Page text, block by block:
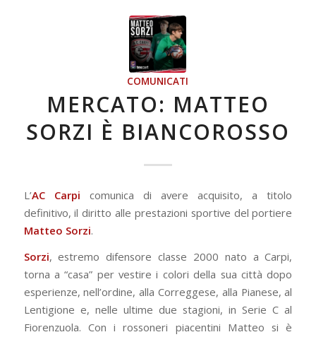
COMUNICATI
MERCATO: MATTEO
SORZI È BIANCOROSSO
L’AC Carpi comunica di avere acquisito, a titolo
definitivo, il diritto alle prestazioni sportive del portiere
Matteo Sorzi.
Sorzi, estremo difensore classe 2000 nato a Carpi,
torna a “casa” per vestire i colori della sua città dopo
esperienze, nell’ordine, alla Correggese, alla Pianese, al
Lentigione e, nelle ultime due stagioni, in Serie C al
Fiorenzuola. Con i rossoneri piacentini Matteo si è